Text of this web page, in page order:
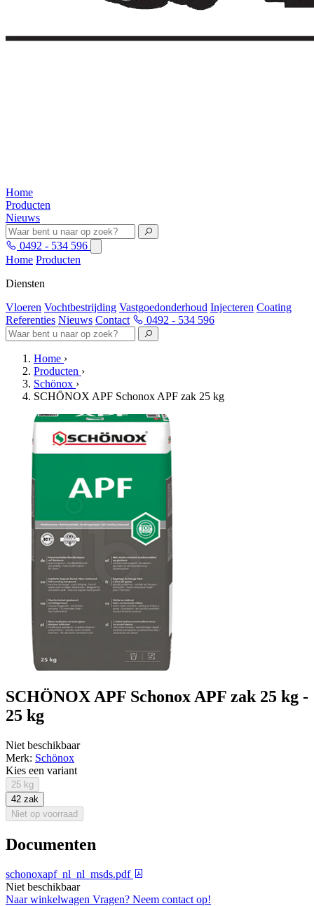
Home
Producten
Nieuws
0492 - 534 596
Home Producten
Diensten
Vloeren Vochtbestrijding Vastgoedonderhoud Injecteren Coating
Referenties Nieuws Contact 0492 - 534 596
Home ›
Producten ›
Schönox ›
SCHÖNOX APF Schonox APF zak 25 kg
SCHÖNOX APF Schonox APF zak 25 kg -
25 kg
Niet beschikbaar
Merk: Schönox
Kies een variant
25 kg
42 zak
Niet op voorraad
Documenten
schonoxapf_nl_nl_msds.pdf
Niet beschikbaar
Naar winkelwagen Vragen? Neem contact op!